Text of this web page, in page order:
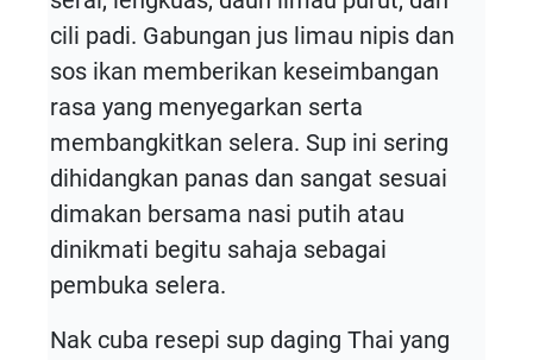
cili padi. Gabungan jus limau nipis dan
sos ikan memberikan keseimbangan
rasa yang menyegarkan serta
membangkitkan selera. Sup ini sering
dihidangkan panas dan sangat sesuai
dimakan bersama nasi putih atau
dinikmati begitu sahaja sebagai
pembuka selera.
Nak cuba resepi sup daging Thai yang